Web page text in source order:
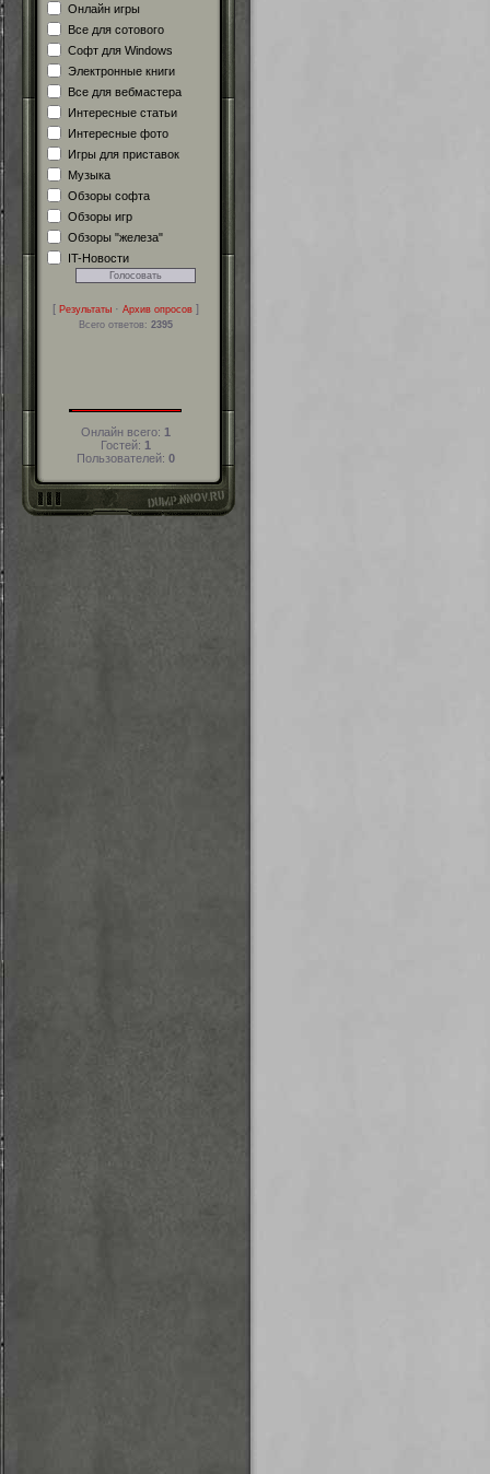
Онлайн игры
Все для сотового
Софт для Windows
Электронные книги
Все для вебмастера
Интересные статьи
Интересные фото
Игры для приставок
Музыка
Обзоры софта
Обзоры игр
Обзоры "железа"
IT-Новости
[ Результаты· Архив опросов]
Всего ответов: 2395
Онлайн всего: 1
Гостей: 1
Пользователей: 0